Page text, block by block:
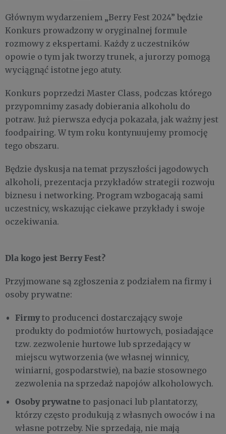
Głównym wydarzeniem „Berry Fest 2024” będzie
Konkurs prowadzony w oryginalnej formule
rozmowy z ekspertami. Każdy z uczestników
opowie o tym jak tworzy trunek, a jurorzy pomogą
wyciągnąć istotne jego atuty.
Konkurs poprzedzi Master Class, podczas którego
przypomnimy zasady dobierania alkoholu do
potraw. Już pierwsza edycja pokazała, jak ważny jest
foodpairing. W tym roku kontynuujemy promocję
tego obszaru.
Będzie dyskusja na temat przyszłości jagodowych
alkoholi, prezentacja przykładów strategii rozwoju
biznesu i networking. Program wzbogacają sami
uczestnicy, wskazując ciekawe przykłady i swoje
oczekiwania.
Dla kogo jest Berry Fest?
Przyjmowane są zgłoszenia z podziałem na firmy i
osoby prywatne:
Firmyto producenci dostarczający swoje
produkty do podmiotów hurtowych, posiadające
tzw. zezwolenie hurtowe lub sprzedający w
miejscu wytworzenia (we własnej winnicy,
winiarni, gospodarstwie), na bazie stosownego
zezwolenia na sprzedaż napojów alkoholowych.
Osoby prywatne to pasjonaci lub plantatorzy,
którzy często produkują z własnych owoców i na
własne potrzeby. Nie sprzedają, nie mają